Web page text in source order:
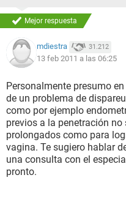
Mejor respuesta
mdiestra 31.212
13 feb 2011 a las 06:25
Personalmente presumo
de un problema de
como por ejemplo
previos a la penetración
prolongados como para
vagina. Te sugiero hablar
una consulta con el
pronto.